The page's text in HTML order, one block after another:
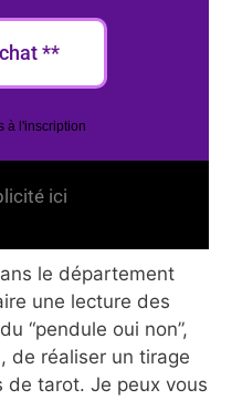
**
à l'inscription
ici
le département
une lecture des
“pendule oui non”,
de réaliser un tirage
tarot. Je peux vous